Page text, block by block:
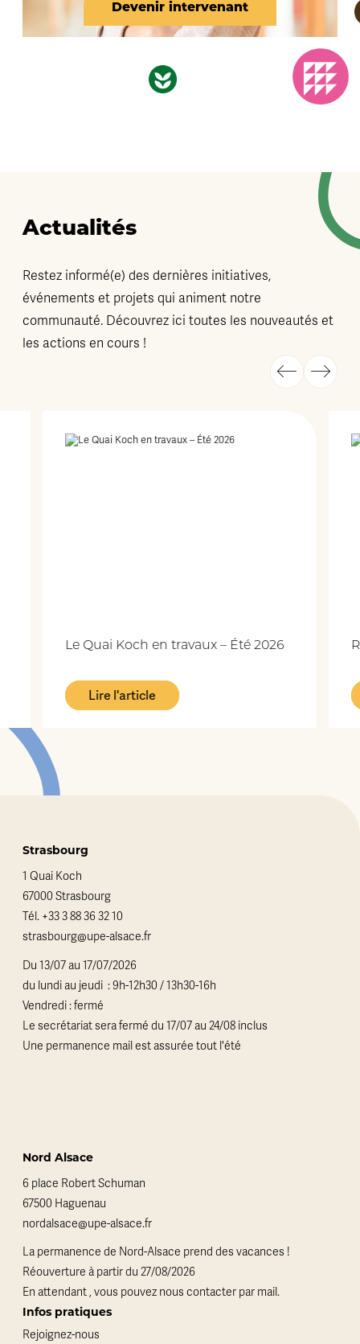
Devenir intervenant
Actualités
Restez informé(e) des dernières initiatives,
événements et projets qui animent notre
communauté. Découvrez ici toutes les nouveautés et
les actions en cours !
Le Quai Koch en travaux – Été 2026
Lire l'article
Strasbourg
1 Quai Koch
67000 Strasbourg
Tél. +33 3 88 36 32 10
strasbourg@upe-alsace.fr
Du 13/07 au 17/07/2026
du lundi au jeudi : 9h-12h30 / 13h30-16h
Vendredi : fermé
Le secrétariat sera fermé du 17/07 au 24/08 inclus
Une permanence mail est assurée tout l'été
Nord Alsace
6 place Robert Schuman
67500 Haguenau
nordalsace@upe-alsace.fr
La permanence de Nord-Alsace prend des vacances !
Réouverture à partir du 27/08/2026
En attendant , vous pouvez nous contacter par mail.
Infos pratiques
Rejoignez-nous